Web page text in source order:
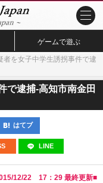
ゲームで遊ぶ
者を女子中学生誘拐事件で逮
で逮捕-高知市南金田
はてブ
LINE
12/22 17：29 最終更新■